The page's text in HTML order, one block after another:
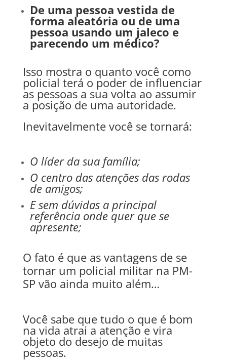
De uma pessoa vestida de
forma aleatória ou de uma
pessoa usando um jaleco e
parecendo um médico?
Isso mostra o quanto você como
policial terá o poder de influenciar
as pessoas a sua volta ao assumir
a posição de uma autoridade.
Inevitavelmente você se tornará:
O líder da sua família;
O centro das atenções das rodas
de amigos;
E sem dúvidas a principal
referência onde quer que se
apresente;
O fato é que as vantagens de se
tornar um policial militar na PM-
SP vão ainda muito além…
Você sabe que tudo o que é bom
na vida atrai a atenção e vira
objeto do desejo de muitas
pessoas.